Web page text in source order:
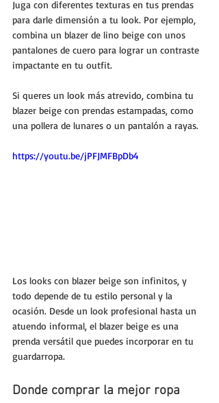
Juga con diferentes texturas en tus prendas
para darle dimensión a tu look. Por ejemplo,
combina un blazer de lino beige con unos
pantalones de cuero para lograr un contraste
impactante en tu outfit.
Si queres un look más atrevido, combina tu
blazer beige con prendas estampadas, como
una pollera de lunares o un pantalón a rayas.
https://youtu.be/jPFJMFBpDb4
Los looks con blazer beige son infinitos, y
todo depende de tu estilo personal y la
ocasión. Desde un look profesional hasta un
atuendo informal, el blazer beige es una
prenda versátil que puedes incorporar en tu
guardarropa.
Donde comprar la mejor ropa